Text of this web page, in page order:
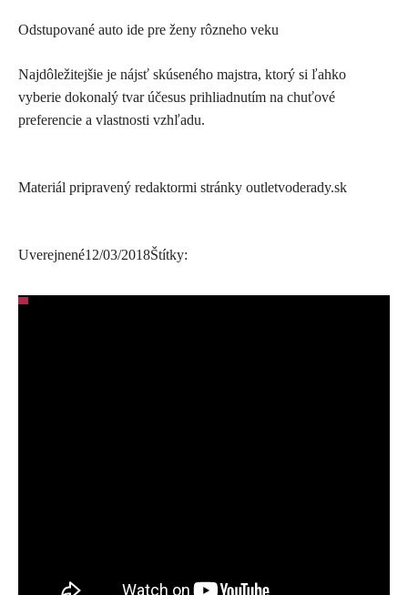
Odstupované auto ide pre ženy rôzneho veku
Najdôležitejšie je nájsť skúseného majstra, ktorý si ľahko
vyberie dokonalý tvar účesus prihliadnutím na chuťové
preferencie a vlastnosti vzhľadu.
Materiál pripravený redaktormi stránky outletvoderady.sk
Uverejnené12/03/2018Štítky: